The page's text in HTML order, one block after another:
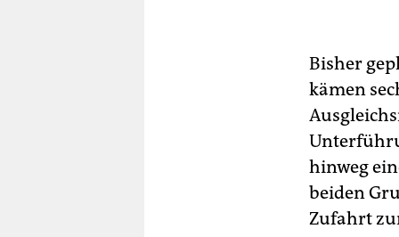
Bisher
kämen
hinweg
beiden
Zufahrt